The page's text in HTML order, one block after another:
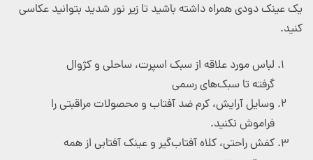
یک عینک دودی همراه داشته باشید تا زیر نور شدید بتوانید عکاسی
کنید.
لباس مورد علاقه از سبک اسپرت، ساحلی و کژوال
گرفته تا سبک‌های رسمی
وسایل آرایش، کرم ضد آفتاب و محصولات مراقبتی را
فراموش نکنید.
کفش راحتی، کلاه آفتاب‌گیر و عینک آفتابی از همه